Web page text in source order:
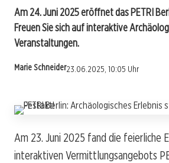
Am 24. Juni 2025 eröffnet das PETRI
Freuen Sie sich auf interaktive
Veranstaltungen.
Marie Schneider23.06.2025, 10:05 Uhr
Am 23. Juni 2025 fand die feierliche
interaktiven Vermittlungsangebots